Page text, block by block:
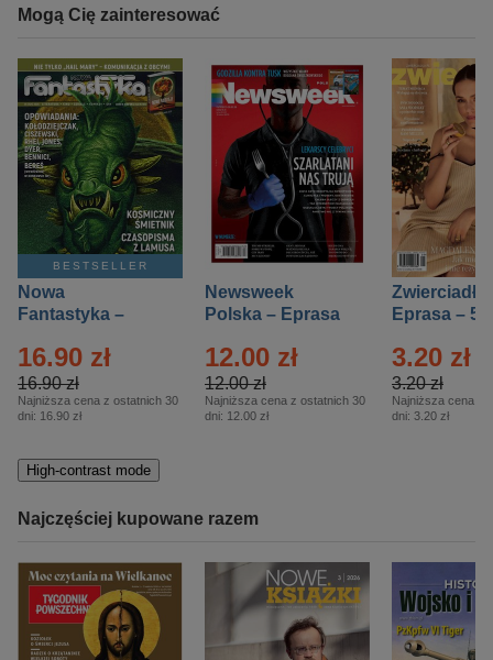
Mogą Cię zainteresować
BESTSELLER
Nowa
Fantastyka –
16.90 zł
16.90 zł
Najniższa cena z ostatnich 30
dni: 16.90 zł
Newsweek
Polska – Eprasa
12.00 zł
12.00 zł
Najniższa cena z ostatnich 30
dni: 12.00 zł
Zwierciadło
Eprasa – 5/
3.20 zł
3.20 zł
Najniższa cena z
dni: 3.20 zł
High-contrast mode
Najczęściej kupowane razem